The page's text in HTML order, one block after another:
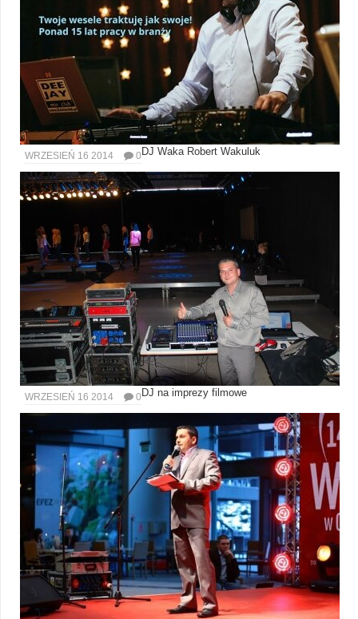
WRZESIEŃ 16 2014 0DJ Waka Robert Wakuluk
WRZESIEŃ 16 2014 0DJ na imprezy filmowe